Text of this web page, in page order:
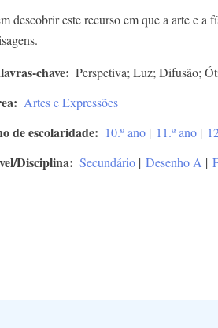
descobrir este recurso em que a arte e a
chave Perspetiva; Luz; Difusão;
Artes e Expressões
de escolaridade 10.º ano | 11.º ano |
Disciplina Secundário | Desenho A |